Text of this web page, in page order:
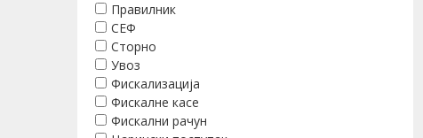
Правилник
СЕФ
Сторно
Увоз
Фискализација
Фискалне касе
Фискални рачун